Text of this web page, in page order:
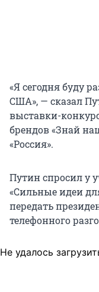
«Я сегодня буду
США», — сказал
выставки-
брендов «Знай
«Россия».
Путин спросил у
«Сильные идеи
передать
телефонного
Не удалось